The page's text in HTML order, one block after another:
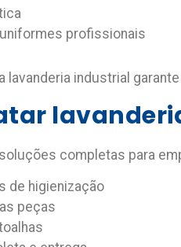
profissionais
lavanderia industrial
completas para
de higienização
peças